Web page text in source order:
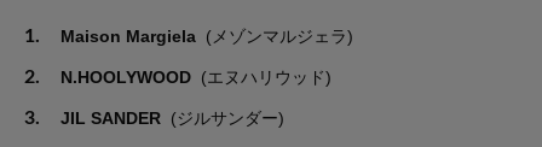
1. Maison Margiela (メゾンマルジェラ)
2. N.HOOLYWOOD (エヌハリウッド)
3. JIL SANDER (ジルサンダー)